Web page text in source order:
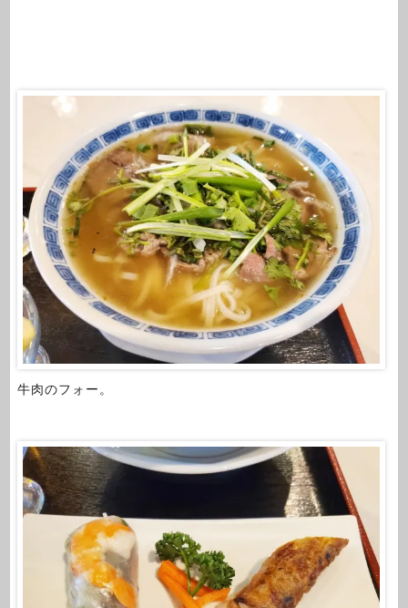
牛肉のフォー。